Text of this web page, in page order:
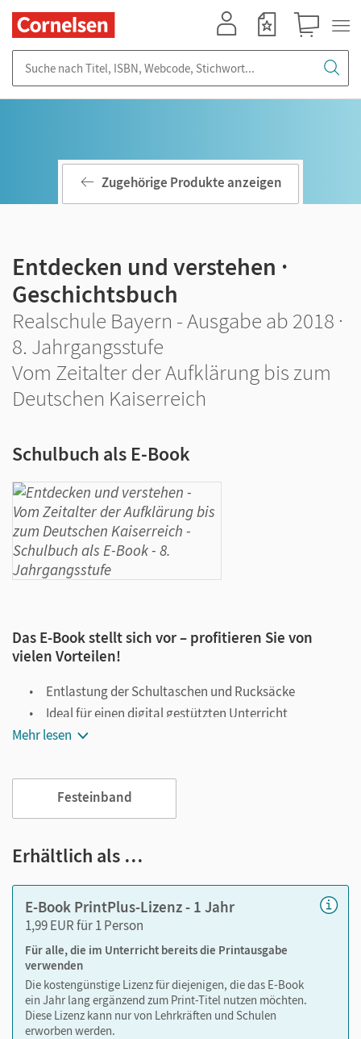
Zugehörige Produkte anzeigen
Entdecken und verstehen ·
Geschichtsbuch
Realschule Bayern - Ausgabe ab 2018 ·
8. Jahrgangsstufe
Vom Zeitalter der Aufklärung bis zum
Deutschen Kaiserreich
Schulbuch als E-Book
Das E-Book stellt sich vor – profitieren Sie von
vielen Vorteilen!
Entlastung der Schultaschen und Rucksäcke
Ideal für einen digital gestützten Unterricht
Notiz- und Markierungsmöglichkeit
Viele digitale Funktionen unterstützen das Lehren und
Lernen:
Notizen erstellen
Lesezeichen hinzufügen
Zoomen
Mehr lesen
Festeinband
Erhältlich als …
E-Book PrintPlus-Lizenz - 1 Jahr
1,99 EUR für 1 Person
Für alle, die im Unterricht bereits die Printausgabe
verwenden
Die kostengünstige Lizenz für diejenigen, die das E-Book
ein Jahr lang ergänzend zum Print-Titel nutzen möchten.
Diese Lizenz kann nur von Lehrkräften und Schulen
erworben werden.